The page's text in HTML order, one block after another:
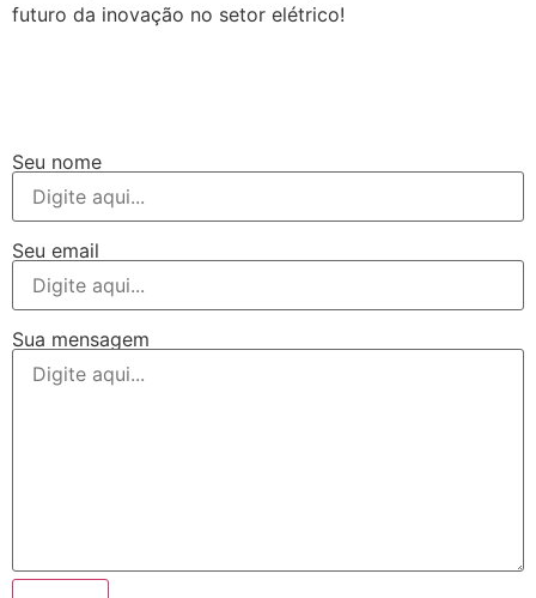
futuro da inovação no setor elétrico!
Seu nome
Seu email
Sua mensagem